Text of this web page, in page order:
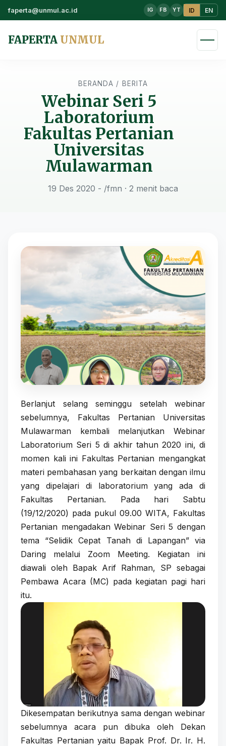
faperta@unmul.ac.id IG FB YT ID EN
FAPERTA UNMUL
BERANDA / BERITA
Webinar Seri 5
Laboratorium
Fakultas Pertanian
Universitas
Mulawarman
19 Des 2020 - /fmn · 2 menit baca
Berlanjut selang seminggu setelah webinar
sebelumnya, Fakultas Pertanian Universitas
Mulawarman kembali melanjutkan Webinar
Laboratorium Seri 5 di akhir tahun 2020 ini, di
momen kali ini Fakultas Pertanian mengangkat
materi pembahasan yang berkaitan dengan ilmu
yang dipelajari di laboratorium yang ada di
Fakultas Pertanian. Pada hari Sabtu
(19/12/2020) pada pukul 09.00 WITA, Fakultas
Pertanian mengadakan Webinar Seri 5 dengan
tema “Selidik Cepat Tanah di Lapangan” via
Daring melalui Zoom Meeting. Kegiatan ini
diawali oleh Bapak Arif Rahman, SP sebagai
Pembawa Acara (MC) pada kegiatan pagi hari
itu.
Dikesempatan berikutnya sama dengan webinar
sebelumnya acara pun dibuka oleh Dekan
Fakultas Pertanian yaitu Bapak Prof. Dr. Ir. H.